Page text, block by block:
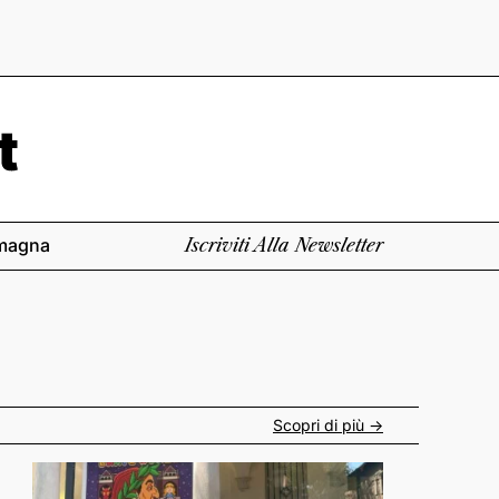
Iscriviti Alla Newsletter
Scopri di più ->